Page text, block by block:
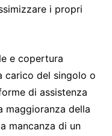
i propri
e copertura
carico del singolo o
di assistenza
maggioranza della
mancanza di un